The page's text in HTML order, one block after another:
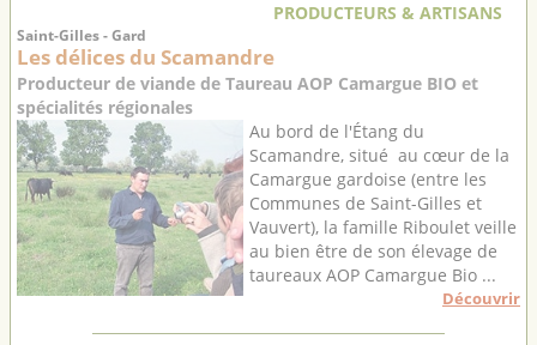
PRODUCTEURS & ARTISANS
Saint-Gilles - Gard
Les délices du Scamandre
Producteur de viande de Taureau AOP Camargue BIO et
spécialités régionales
Au bord de l'Étang du
Scamandre, situé au cœur de la
Camargue gardoise (entre les
Communes de Saint-Gilles et
Vauvert), la famille Riboulet veille
au bien être de son élevage de
taureaux AOP Camargue Bio ...
Découvrir